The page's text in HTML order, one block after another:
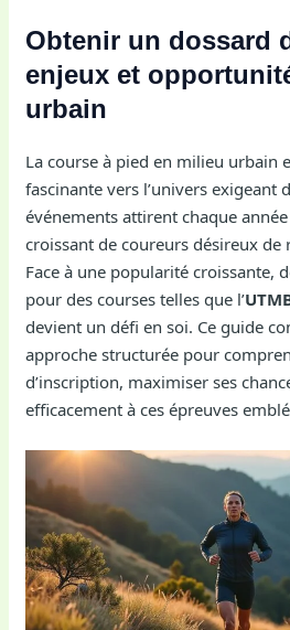
Obtenir un dossard
enjeux et
urbain
La course à pied en milieu urbain
fascinante vers l’univers exigeant
événements attirent chaque
croissant de coureurs désireux de
Face à une popularité croissante,
pour des courses telles que l’
devient un défi en soi. Ce guide
approche structurée pour
d’inscription, maximiser ses
efficacement à ces épreuves